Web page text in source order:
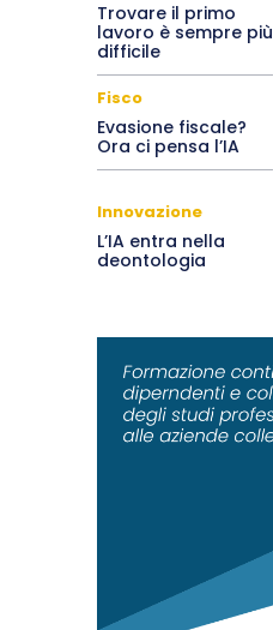
Trovare il primo
lavoro è sempre più
difficile
Fisco
Evasione fiscale?
Ora ci pensa l’IA
Innovazione
L’IA entra nella
deontologia